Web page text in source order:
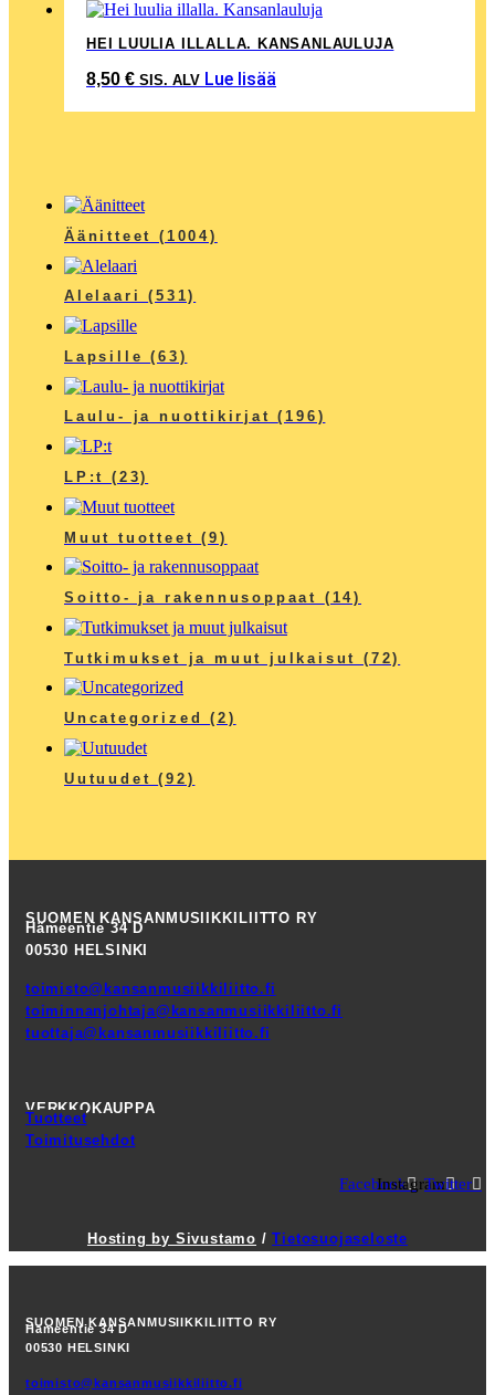
HEI LUULIA ILLALLA. KANSANLAULUJA
8,50 € SIS. ALV Lue lisää
Äänitteet(1004)
Alelaari(531)
Lapsille(63)
Laulu- ja nuottikirjat(196)
LP:t (23)
Muut tuotteet(9)
Soitto- ja rakennusoppaat (14)
Tutkimukset ja muut julkaisut(72)
Uncategorized(2)
Uutuudet(92)
SUOMEN KANSANMUSIIKKILIITTO RY
Hämeentie 34 D
00530 HELSINKI
toimisto@kansanmusiikkiliitto.fi
toiminnanjohtaja@kansanmusiikkiliitto.fi
tuottaja@kansanmusiikkiliitto.fi
VERKKOKAUPPA
Tuotteet
Toimitusehdot
FacebookInstagramTwitter
Hosting by Sivustamo /Tietosuojaseloste
SUOMEN KANSANMUSIIKKILIITTO RY
Hämeentie 34 D
00530 HELSINKI
toimisto@kansanmusiikkiliitto.fi